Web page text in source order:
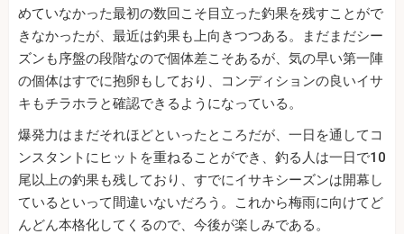
めていなかった最初の数回こそ目立った釣果を残すことがで
きなかったが、最近は釣果も上向きつつある。まだまだシー
ズンも序盤の段階なので個体差こそあるが、気の早い第一陣
の個体はすでに抱卵もしており、コンディションの良いイサ
キもチラホラと確認できるようになっている。
爆発力はまだそれほどといったところだが、一日を通してコ
ンスタントにヒットを重ねることができ、釣る人は一日で10
尾以上の釣果も残しており、すでにイサキシーズンは開幕し
ているといって間違いないだろう。これから梅雨に向けてど
んどん本格化してくるので、今後が楽しみである。